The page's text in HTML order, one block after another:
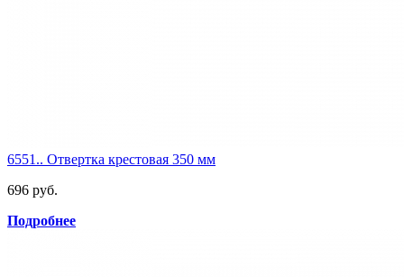
6551.. Отвертка крестовая 350 мм
696 руб.
Подробнее